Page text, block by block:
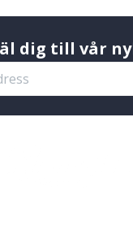
dig till vår